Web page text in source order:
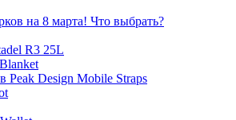
на 8 марта! Что выбрать?
R3 25L
Peak Design Mobile Straps